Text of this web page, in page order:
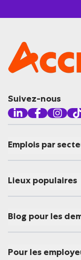
Suivez-nous
Emplois par
Lieux populaires
Blog pour les
Pour les